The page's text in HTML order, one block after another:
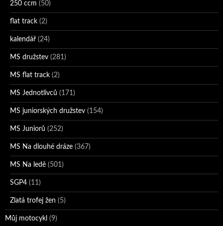
250 ccm (50)
flat track (2)
kalendář (24)
MS družstev (281)
MS flat track (2)
MS Jednotlivců (171)
MS juniorských družstev (154)
MS Juniorů (252)
MS Na dlouhé dráze (367)
MS Na ledě (501)
SGP4 (11)
Zlatá trofej žen (5)
Můj motocykl (9)